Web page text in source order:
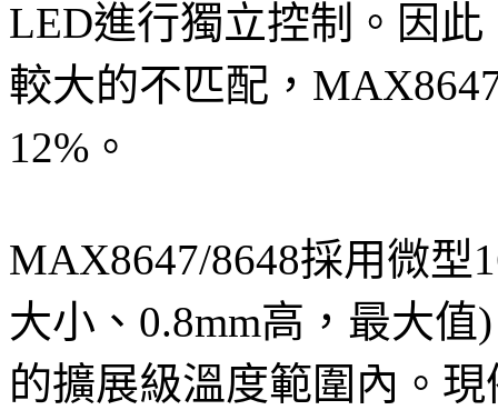
LED進行獨立控制。因
較大的不匹配，
12%。
MAX8647/8648採用微型
大小、0.8mm高，最大值
的擴展級溫度範圍內。